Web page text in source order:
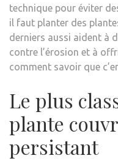
technique pour éviter
il faut planter des
derniers aussi aident à
contre l’érosion et à
comment savoir que
Le plus
plante
persistant